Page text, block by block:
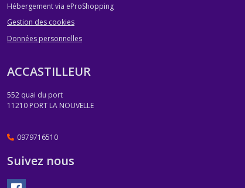
ANODIQUES
(1)
les
Hébergement via eProShopping
Gestion des cookies
Données personnelles
ACCASTILLEUR
552 quai du port
11210 PORT LA NOUVELLE
0979716510
Suivez nous